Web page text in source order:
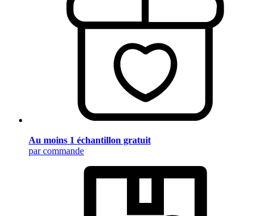
Au moins 1 échantillon gratuit
par commande